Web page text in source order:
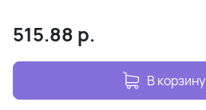
515.88 р.
В корзину